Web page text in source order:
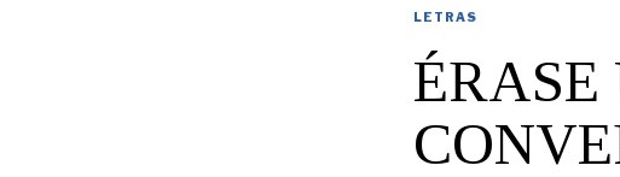
LETRAS
ÉRASE